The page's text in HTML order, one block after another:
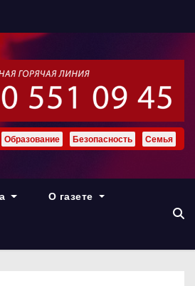
Образование Безопасность Семья
О газете